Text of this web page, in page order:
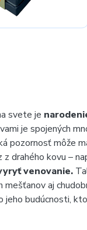
svete je
je spojených
pozornosť môže
z drahého kovu –
venovanie.
mešťanov aj
jeho budúcnosti,